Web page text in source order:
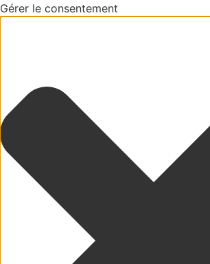
Gérer le consentement